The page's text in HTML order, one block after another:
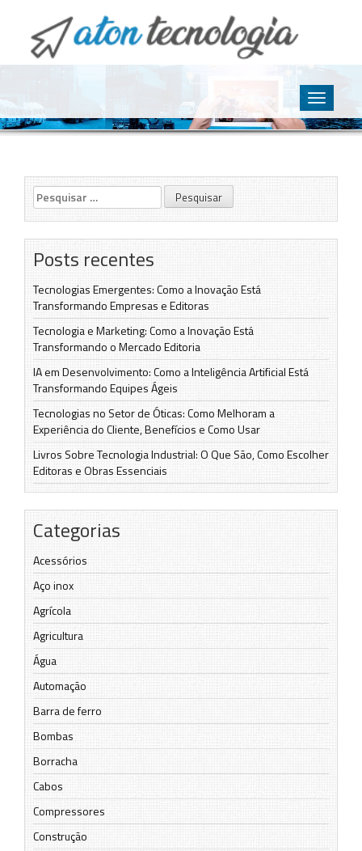
O point da Tecnologia
Toggle
Pesquisar
por:
Posts recentes
Tecnologias Emergentes: Como a Inovação Está
Transformando Empresas e Editoras
Tecnologia e Marketing: Como a Inovação Está
Transformando o Mercado Editoria
IA em Desenvolvimento: Como a Inteligência Artificial Está
Transformando Equipes Ágeis
Tecnologias no Setor de Óticas: Como Melhoram a
Experiência do Cliente, Benefícios e Como Usar
Livros Sobre Tecnologia Industrial: O Que São, Como Escolher
Editoras e Obras Essenciais
Categorias
Acessórios
Aço inox
Agrícola
Agricultura
Água
Automação
Barra de ferro
Bombas
Borracha
Cabos
Compressores
Construção